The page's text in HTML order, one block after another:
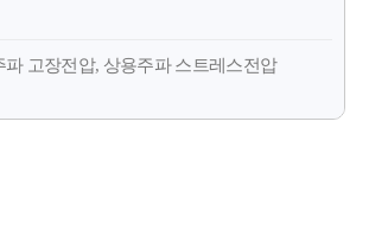
파 고장전압, 상용주파 스트레스전압